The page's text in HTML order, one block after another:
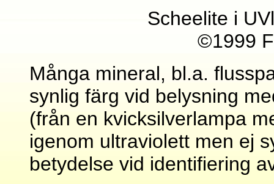
Scheelite i
©1999
Många mineral, bl.a.
synlig färg vid belysning
(från en kvicksilverlampa
igenom ultraviolett men ej
betydelse vid identifiering